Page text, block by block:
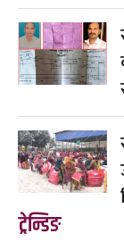
ट्रेन्डिङ